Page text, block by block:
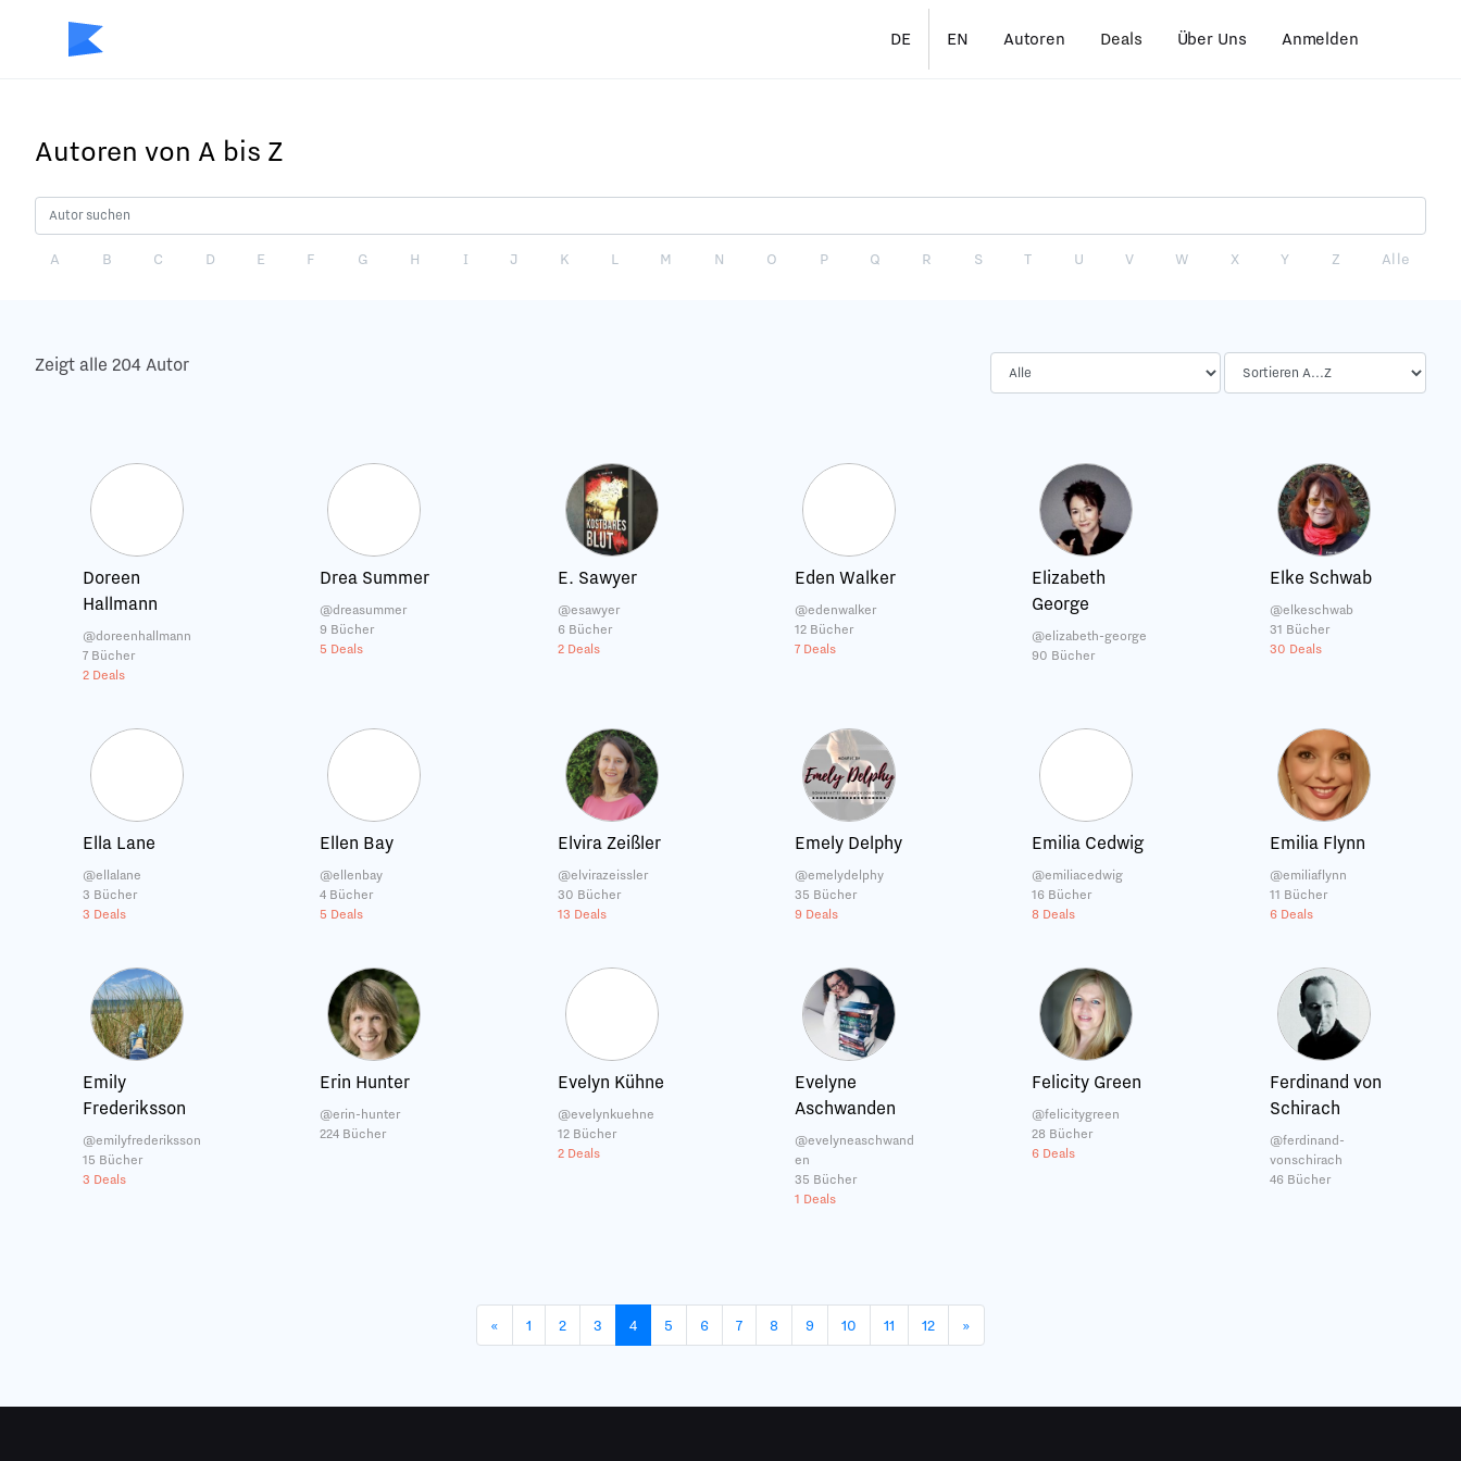
DE EN Autoren Deals Über Uns Anmelden
Autoren von A bis Z
A B C D E F G H I J K L M N O P Q R S T U V W X Y Z Alle
Zeigt alle 204 Autor
Doreen
Hallmann
@doreenhallmann
7 Bücher
2 Deals
Drea Summer
@dreasummer
9 Bücher
5 Deals
E. Sawyer
@esawyer
6 Bücher
2 Deals
Eden Walker
@edenwalker
12 Bücher
7 Deals
Elizabeth
George
@elizabeth-george
90 Bücher
Elke Schwab
@elkeschwab
31 Bücher
30 Deals
Ella Lane
@ellalane
3 Bücher
3 Deals
Ellen Bay
@ellenbay
4 Bücher
5 Deals
Elvira Zeißler
@elvirazeissler
30 Bücher
13 Deals
Emely Delphy
@emelydelphy
35 Bücher
9 Deals
Emilia Cedwig
@emiliacedwig
16 Bücher
8 Deals
Emilia Flynn
@emiliaflynn
11 Bücher
6 Deals
Emily
Frederiksson
@emilyfrederiksson
15 Bücher
3 Deals
Erin Hunter
@erin-hunter
224 Bücher
Evelyn Kühne
@evelynkuehne
12 Bücher
2 Deals
Evelyne
Aschwanden
@evelyneaschwand
en
35 Bücher
1 Deals
Felicity Green
@felicitygreen
28 Bücher
6 Deals
Ferdinand von
Schirach
@ferdinand-
vonschirach
46 Bücher
« 1 2 3 4 5 6 7 8 9 10 11 12 »